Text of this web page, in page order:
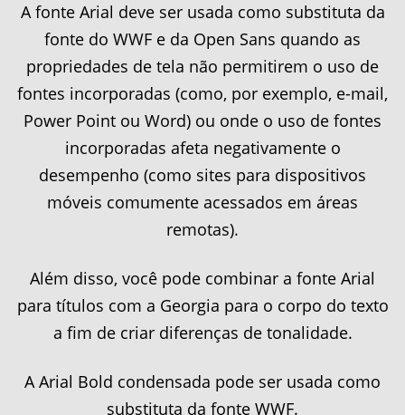
A fonte Arial deve ser usada como substituta da
fonte do WWF e da Open Sans quando as
propriedades de tela não permitirem o uso de
fontes incorporadas (como, por exemplo, e-mail,
Power Point ou Word) ou onde o uso de fontes
incorporadas afeta negativamente o
desempenho (como sites para dispositivos
móveis comumente acessados em áreas
remotas).
Além disso, você pode combinar a fonte Arial
para títulos com a Georgia para o corpo do texto
a fim de criar diferenças de tonalidade.
A Arial Bold condensada pode ser usada como
substituta da fonte WWF.